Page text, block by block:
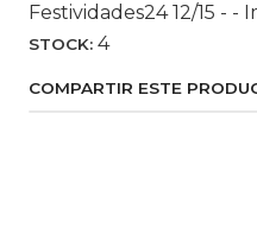
Festividades24 12/15 - -
STOCK: 4
COMPARTIR ESTE